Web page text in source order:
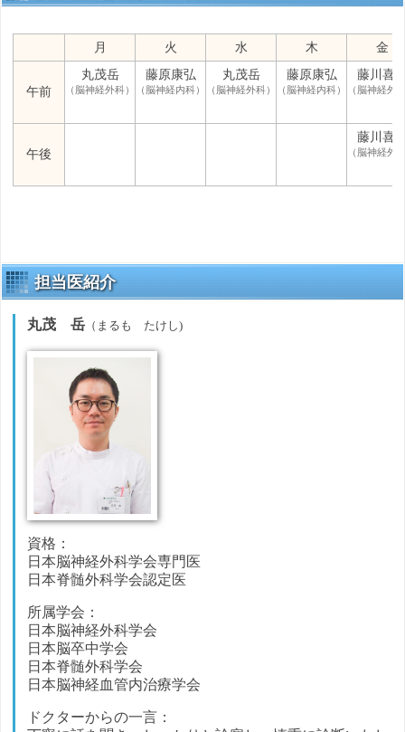
月 火 水 木 金
午前
丸茂岳
（脳神経外科）
藤原康弘
（脳神経内科）
丸茂岳
（脳神経外科）
藤原康弘
（脳神経内科）
藤川喜
（脳神経外
午後
藤川喜
（脳神経外
担当医紹介
丸茂 岳（まるも たけし)
資格：
日本脳神経外科学会専門医
日本脊髄外科学会認定医
所属学会：
日本脳神経外科学会
日本脳卒中学会
日本脊髄外科学会
日本脳神経血管内治療学会
ドクターからの一言：